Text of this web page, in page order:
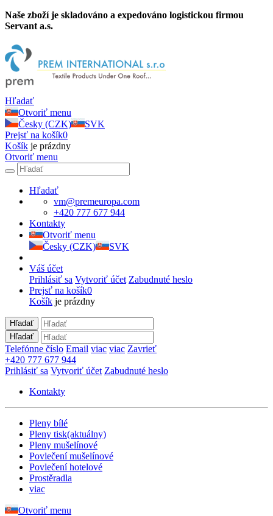
Naše zboží je skladováno a expedováno logistickou firmou
Servant a.s.
Hľadať
Otvoriť menu
Česky (CZK)
SVK
Prejsť na košík0
Košík je prázdny
Otvoriť menu
Hľadať
vm@premeuropa.com
+420 777 677 944
Kontakty
Otvoriť menu
Česky (CZK)
SVK
Váš účet
Prihlásiť sa Vytvoriť účet Zabudnuté heslo
Prejsť na košík0
Košík je prázdny
Hľadať
Hľadať
Telefónne číslo Email viac viac Zavrieť
+420 777 677 944
Prihlásiť sa Vytvoriť účet Zabudnuté heslo
Kontakty
Pleny bílé
Pleny tisk(aktuálny)
Pleny mušelínové
Povlečení mušelínové
Povlečení hotelové
Prostěradla
viac
Otvoriť menu